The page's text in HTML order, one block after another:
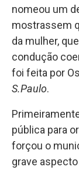
nomeou um
mostrassem
da mulher,
condução
foi feita por
S.Paulo.
pública para
forçou o
grave